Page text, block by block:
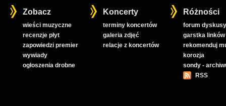
Zobacz
wieści muzyczne
recenzje płyt
zapowiedzi premier
wywiady
ogłoszenia drobne
Koncerty
terminy koncertów
galeria zdjęć
relacje z koncertów
Różności
forum
garstka linków
rekomenduj
korozja
sondy -
RSS